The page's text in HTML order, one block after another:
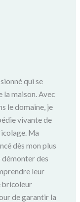
qui se
la maison. Avec
le domaine, je
vivante de
Ma
dès mon plus
démonter des
leur
bricoleur
de garantir la